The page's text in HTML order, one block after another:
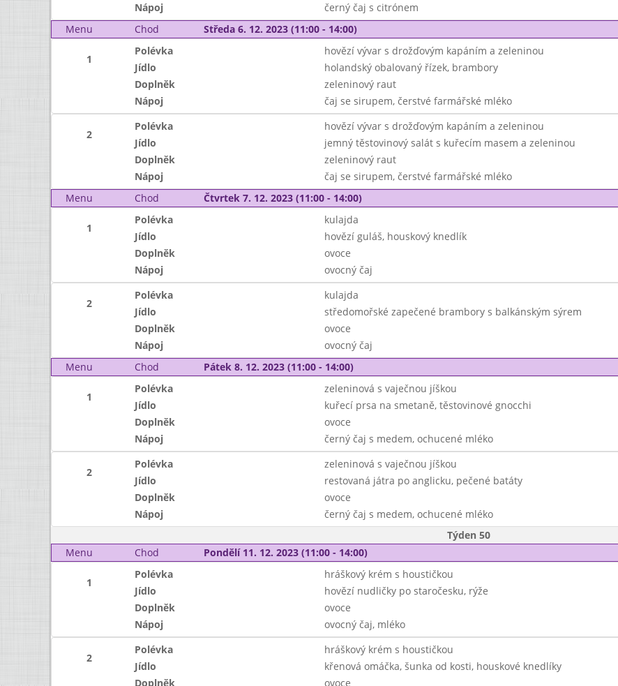
Nápoj
černý čaj s citrónem
Menu
Chod Středa 6. 12. 2023 (11:00 - 14:00)
1
Polévka hovězí vývar s drožďovým kapáním a zeleninou
Jídlo
holandský obalovaný řízek, brambory
Doplněk
zeleninový raut
Nápoj
čaj se sirupem, čerstvé farmářské mléko
2
Polévka hovězí vývar s drožďovým kapáním a zeleninou
Jídlo
jemný těstovinový salát s kuřecím masem a zeleninou
Doplněk
zeleninový raut
Nápoj
čaj se sirupem, čerstvé farmářské mléko
Menu
Chod Čtvrtek 7. 12. 2023 (11:00 - 14:00)
1
Polévka kulajda
Jídlo
hovězí guláš, houskový knedlík
Doplněk
ovoce
Nápoj
ovocný čaj
2
Polévka kulajda
Jídlo
středomořské zapečené brambory s balkánským sýrem
Doplněk
ovoce
Nápoj
ovocný čaj
Menu
Chod Pátek 8. 12. 2023 (11:00 - 14:00)
1
Polévka zeleninová s vaječnou jíškou
Jídlo
kuřecí prsa na smetaně, těstovinové gnocchi
Doplněk
ovoce
Nápoj
černý čaj s medem, ochucené mléko
2
Polévka zeleninová s vaječnou jíškou
Jídlo
restovaná játra po anglicku, pečené batáty
Doplněk
ovoce
Nápoj
černý čaj s medem, ochucené mléko
Týden 50
Menu
Chod Pondělí 11. 12. 2023 (11:00 - 14:00)
1
Polévka hráškový krém s houstičkou
Jídlo
hovězí nudličky po staročesku, rýže
Doplněk
ovoce
Nápoj
ovocný čaj, mléko
2
Polévka hráškový krém s houstičkou
Jídlo
křenová omáčka, šunka od kosti, houskové knedlíky
Doplněk
ovoce